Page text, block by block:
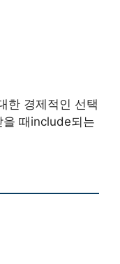
한 경제적인 선택
을 때include되는